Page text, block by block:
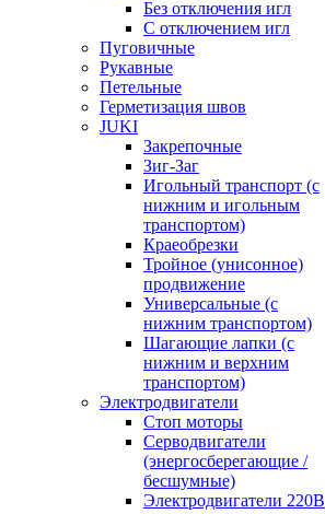
Без отключения игл
С отключением игл
Пуговичные
Рукавные
Петельные
Герметизация швов
JUKI
Закрепочные
Зиг-Заг
Игольный транспорт (с
нижним и игольным
транспортом)
Краеобрезки
Тройное (унисонное)
продвижение
Универсальные (с
нижним транспортом)
Шагающие лапки (с
нижним и верхним
транспортом)
Электродвигатели
Стоп моторы
Серводвигатели
(энергосберегающие /
бесшумные)
Электродвигатели 220В